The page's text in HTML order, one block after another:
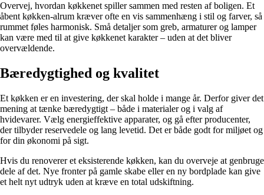
Overvej, hvordan køkkenet spiller sammen med resten af boligen. Et
åbent køkken-alrum kræver ofte en vis sammenhæng i stil og farver, så
rummet føles harmonisk. Små detaljer som greb, armaturer og lamper
kan være med til at give køkkenet karakter – uden at det bliver
overvældende.
Bæredygtighed og kvalitet
Et køkken er en investering, der skal holde i mange år. Derfor giver det
mening at tænke bæredygtigt – både i materialer og i valg af
hvidevarer. Vælg energieffektive apparater, og gå efter producenter,
der tilbyder reservedele og lang levetid. Det er både godt for miljøet og
for din økonomi på sigt.
Hvis du renoverer et eksisterende køkken, kan du overveje at genbruge
dele af det. Nye fronter på gamle skabe eller en ny bordplade kan give
et helt nyt udtryk uden at kræve en total udskiftning.